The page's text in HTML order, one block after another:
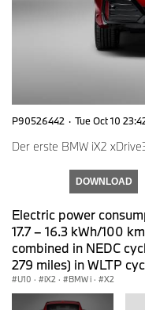
P90526442 · Tue Oct 10
Der erste BMW iX2
DOWNLOAD
Electric power
17.7 – 16.3 kWh/100
combined in NEDC
279 miles) in WLTP
U10 · iX2 · BMW i · X2